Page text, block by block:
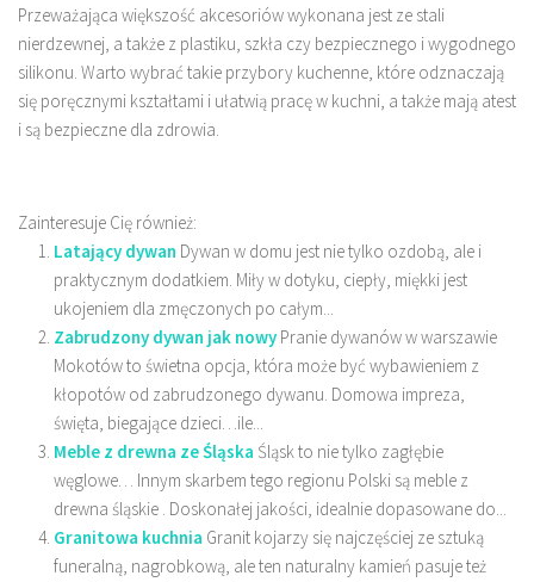
Przeważająca większość akcesoriów wykonana jest ze stali
nierdzewnej, a także z plastiku, szkła czy bezpiecznego i wygodnego
silikonu. Warto wybrać takie przybory kuchenne, które odznaczają
się poręcznymi kształtami i ułatwią pracę w kuchni, a także mają atest
i są bezpieczne dla zdrowia.
Zainteresuje Cię również:
Latający dywan Dywan w domu jest nie tylko ozdobą, ale i
praktycznym dodatkiem. Miły w dotyku, ciepły, miękki jest
ukojeniem dla zmęczonych po całym...
Zabrudzony dywan jak nowy Pranie dywanów w warszawie
Mokotów to świetna opcja, która może być wybawieniem z
kłopotów od zabrudzonego dywanu. Domowa impreza,
święta, biegające dzieci…ile...
Meble z drewna ze Śląska Śląsk to nie tylko zagłębie
węglowe… Innym skarbem tego regionu Polski są meble z
drewna śląskie . Doskonałej jakości, idealnie dopasowane do...
Granitowa kuchnia Granit kojarzy się najczęściej ze sztuką
funeralną, nagrobkową, ale ten naturalny kamień pasuje też